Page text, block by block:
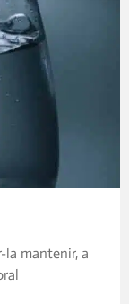
la mantenir, a